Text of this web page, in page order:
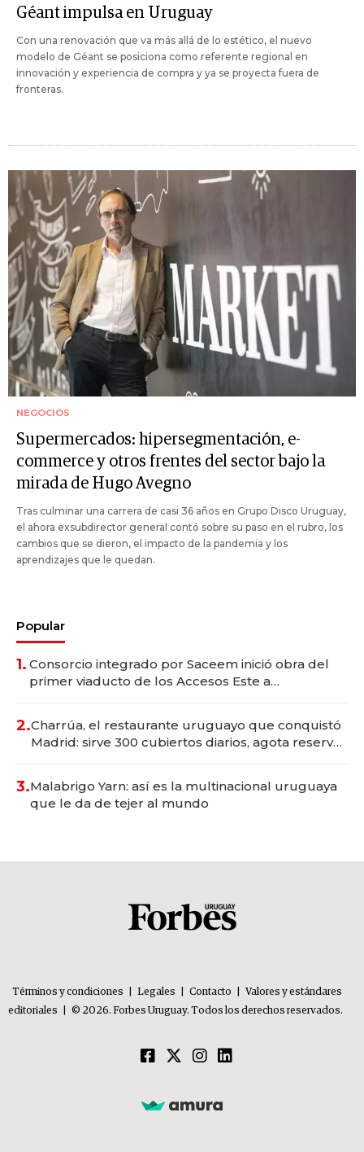
Géant impulsa en Uruguay
Con una renovación que va más allá de lo estético, el nuevo
modelo de Géant se posiciona como referente regional en
innovación y experiencia de compra y ya se proyecta fuera de
fronteras.
NEGOCIOS
Supermercados: hipersegmentación, e-
commerce y otros frentes del sector bajo la
mirada de Hugo Avegno
Tras culminar una carrera de casi 36 años en Grupo Disco Uruguay,
el ahora exsubdirector general contó sobre su paso en el rubro, los
cambios que se dieron, el impacto de la pandemia y los
aprendizajes que le quedan.
Popular
1. Consorcio integrado por Saceem inició obra del
primer viaducto de los Accesos Este a
2.Charrúa, el restaurante uruguayo que conquistó
Madrid: sirve 300 cubiertos diarios, agota reservas
3.Malabrigo Yarn: así es la multinacional uruguaya
que le da de tejer al mundo
Términos y condiciones Legales Contacto
Valores y estándares
editoriales
© 2026. Forbes Uruguay. Todos los derechos reservados.